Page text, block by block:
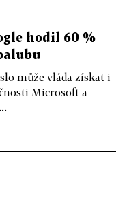
hodil 60 %
může vláda získat i
Microsoft a